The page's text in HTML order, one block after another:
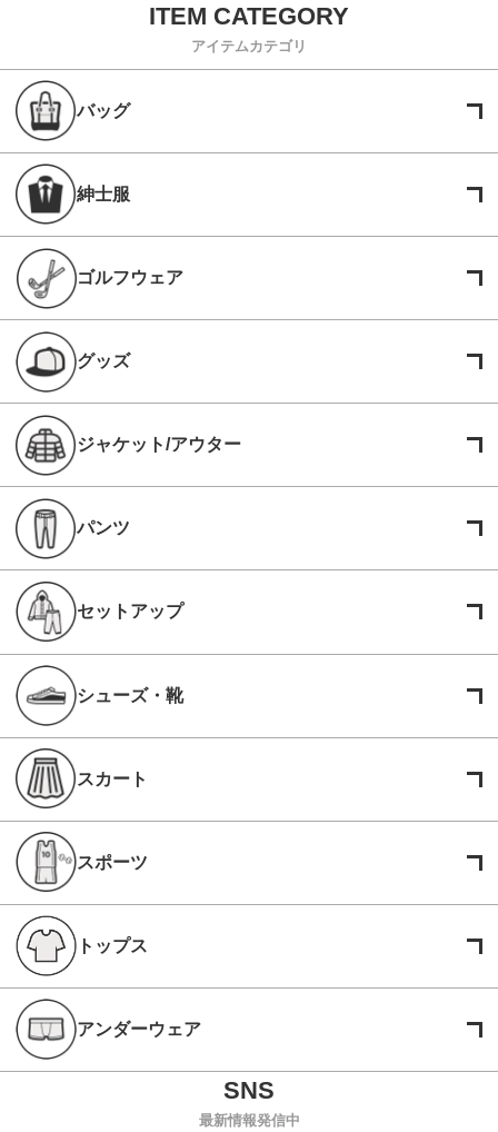
アイテムカテゴリ
バッグ
紳士服
ゴルフウェア
グッズ
ジャケット/アウター
パンツ
セットアップ
シューズ・靴
スカート
スポーツ
トップス
アンダーウェア
最新情報発信中